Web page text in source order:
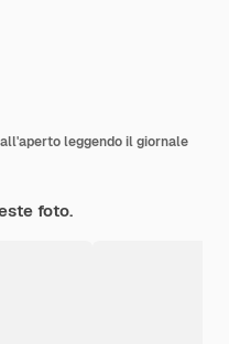
leggendo il giornale
foto.